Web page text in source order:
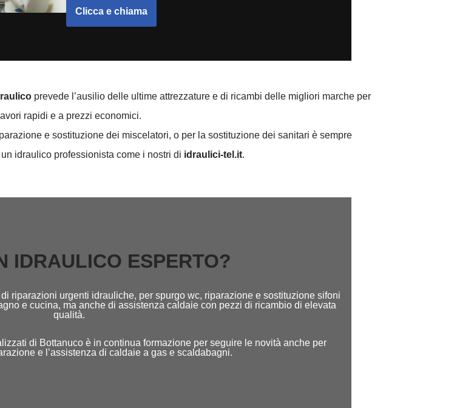
Clicca e chiama
prevede l’ausilio delle ultime attrezzature e di ricambi delle migliori marche per
lavori rapidi e a prezzi economici.
e sostituzione dei miscelatori, o per la sostituzione dei sanitari è sempre
idraulico professionista come i nostri di idraulici-tel.it.
IDRAULICO ESPERTO?
riparazioni urgenti idrauliche, per spurgo wc, riparazione e sostituzione sifoni
e cucina, ma anche di assistenza caldaie con pezzi di ricambio di elevata
qualità.
di Bottanuco è in continua formazione per seguire le novità anche per
e l’assistenza di caldaie a gas e scaldabagni.